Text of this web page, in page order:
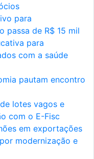
para
passa de R$ 15 mil
para
com a saúde
pautam encontro
lotes vagos e
com o E-Fisc
em exportações
modernização e